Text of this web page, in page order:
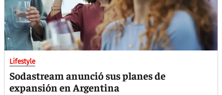
Lifestyle
Sodastream anunció sus planes de
expansión en Argentina